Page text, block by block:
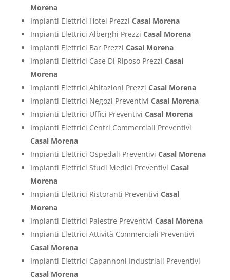
Morena
Impianti Elettrici Hotel Prezzi Casal Morena
Impianti Elettrici Alberghi Prezzi Casal Morena
Impianti Elettrici Bar Prezzi Casal Morena
Impianti Elettrici Case Di Riposo Prezzi Casal
Morena
Impianti Elettrici Abitazioni Prezzi Casal Morena
Impianti Elettrici Negozi Preventivi Casal Morena
Impianti Elettrici Uffici Preventivi Casal Morena
Impianti Elettrici Centri Commerciali Preventivi
Casal Morena
Impianti Elettrici Ospedali Preventivi Casal Morena
Impianti Elettrici Studi Medici Preventivi Casal
Morena
Impianti Elettrici Ristoranti Preventivi Casal
Morena
Impianti Elettrici Palestre Preventivi Casal Morena
Impianti Elettrici Attività Commerciali Preventivi
Casal Morena
Impianti Elettrici Capannoni Industriali Preventivi
Casal Morena